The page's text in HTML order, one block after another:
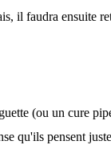
il faudra ensuite
(ou un cure
qu'ils pensent